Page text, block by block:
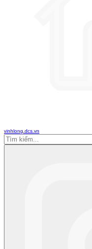
vinhlong.dcs.vn